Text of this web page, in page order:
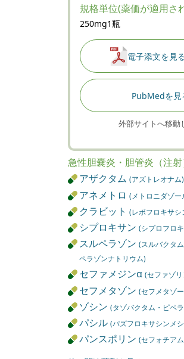
規格単位(薬価が適用さ
250mg1瓶
電子添文を見る
PubMedを見
外部サイトへ移動
急性胆嚢炎・胆管炎（注
アザクタム(アズトレオナム)
アネメトロ(メトロニダゾー
クラビット(レボフロキサシ
シプロキサン(シプロフロ
スルペラゾン(スルバクタ
ペラゾンナトリウム)
セファメジンα(セファゾ
セフメタゾン(セフメタゾ
ゾシン(タゾバクタム・ピペ
パシル(パズフロキサシンメ
パンスポリン(セフォチア